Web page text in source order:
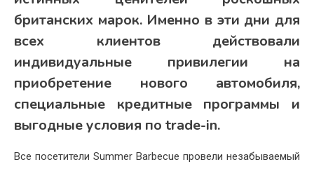
британских марок. Именно в эти дни для
всех клиентов действовали
индивидуальные привилегии на
приобретение нового автомобиля,
специальные кредитные программы и
выгодные условия по trade-in.
Все посетители Summer Barbecue провели незабываемый